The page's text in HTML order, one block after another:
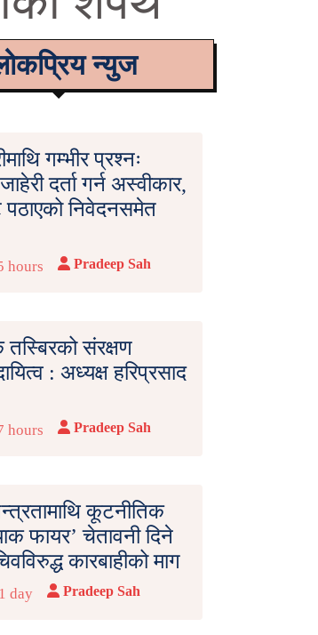
न्युज
गम्भीर प्रश्नः
दर्ता गर्न अस्वीकार,
पठाएको निवेदनसमेत
hours Pradeep Sah
तस्बिरको संरक्षण
: अध्यक्ष हरिप्रसाद
hours Pradeep Sah
कूटनीतिक
फायर’ चेतावनी दिने
कारबाहीको माग
1 day Pradeep Sah